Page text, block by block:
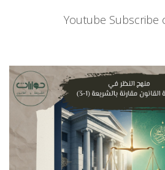
Youtube Subscribe